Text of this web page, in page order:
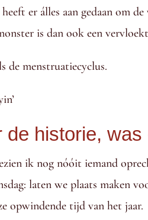
er álles aan gedaan om
is dan ook een
de menstruatiecyclus.
de historie,
ik nog nóóit iemand
laten we plaats maken
opwindende tijd van het jaar.